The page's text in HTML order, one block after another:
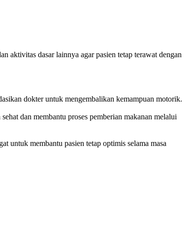
aktivitas dasar lainnya agar pasien tetap terawat dengan
dokter untuk mengembalikan kemampuan motorik.
dan membantu proses pemberian makanan melalui
untuk membantu pasien tetap optimis selama masa